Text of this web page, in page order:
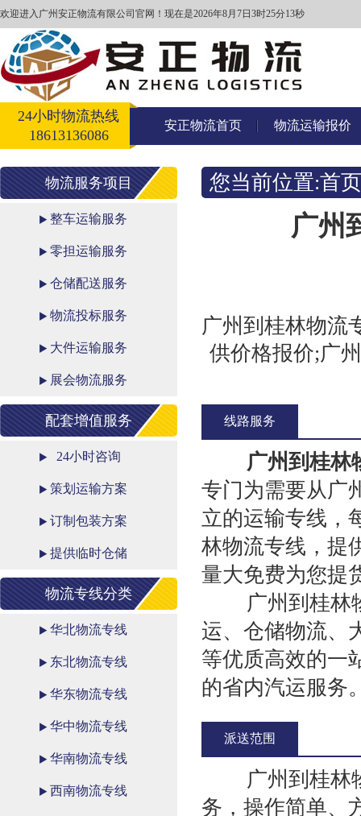
欢迎进入广州安正物流有限公司官网！ 现在是2026年8月7日3时25分14秒
24小时物流热线
18613136086
安正物流首页 物流运输报价
物流服务项目
整车运输服务
零担运输服务
仓储配送服务
物流投标服务
大件运输服务
展会物流服务
配套增值服务
24小时咨询
策划运输方案
订制包装方案
提供临时仓储
物流专线分类
华北物流专线
东北物流专线
华东物流专线
华中物流专线
华南物流专线
西南物流专线
您当前位置:首页
广州
广州到桂林物流
供价格报价;广
线路服务
广州到桂林
专门为需要从广
立的运输专线，
林物流专线，提
量大免费为您提
广州到桂林物
运、仓储物流、
等优质高效的一
的省内汽运服务
派送范围
广州到桂林物
务，操作简单、